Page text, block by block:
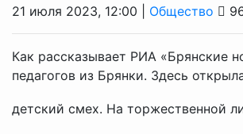
21 июля 2023, 12:00 | Общество
Как рассказывает РИА «Брянские
педагогов из Брянки. Здесь
детский смех. На торжественной